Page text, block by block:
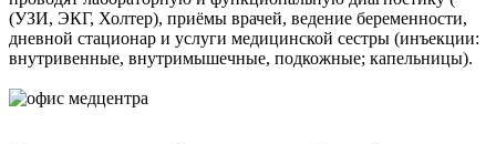
(УЗИ, ЭКГ, Холтер), приёмы врачей, ведение беременности,
дневной стационар и услуги медицинской сестры (инъекции:
внутривенные, внутримышечные, подкожные; капельницы).